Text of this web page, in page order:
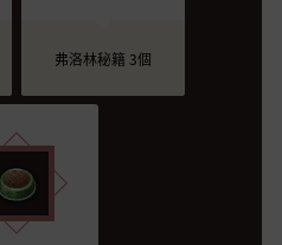
弗洛林秘籍 3個